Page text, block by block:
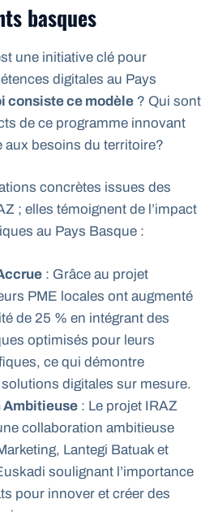
basques
une initiative clé pour
digitales au Pays
consiste ce modèle ? Qui sont
de ce programme innovant
besoins du territoire?
concrètes issues des
; elles témoignent de l’impact
au Pays Basque :
: Grâce au projet
PME locales ont augmenté
de 25 % en intégrant des
optimisés pour leurs
ce qui démontre
solutions digitales sur mesure.
Ambitieuse : Le projet IRAZ
collaboration ambitieuse
Lantegi Batuak et
soulignant l’importance
pour innover et créer des